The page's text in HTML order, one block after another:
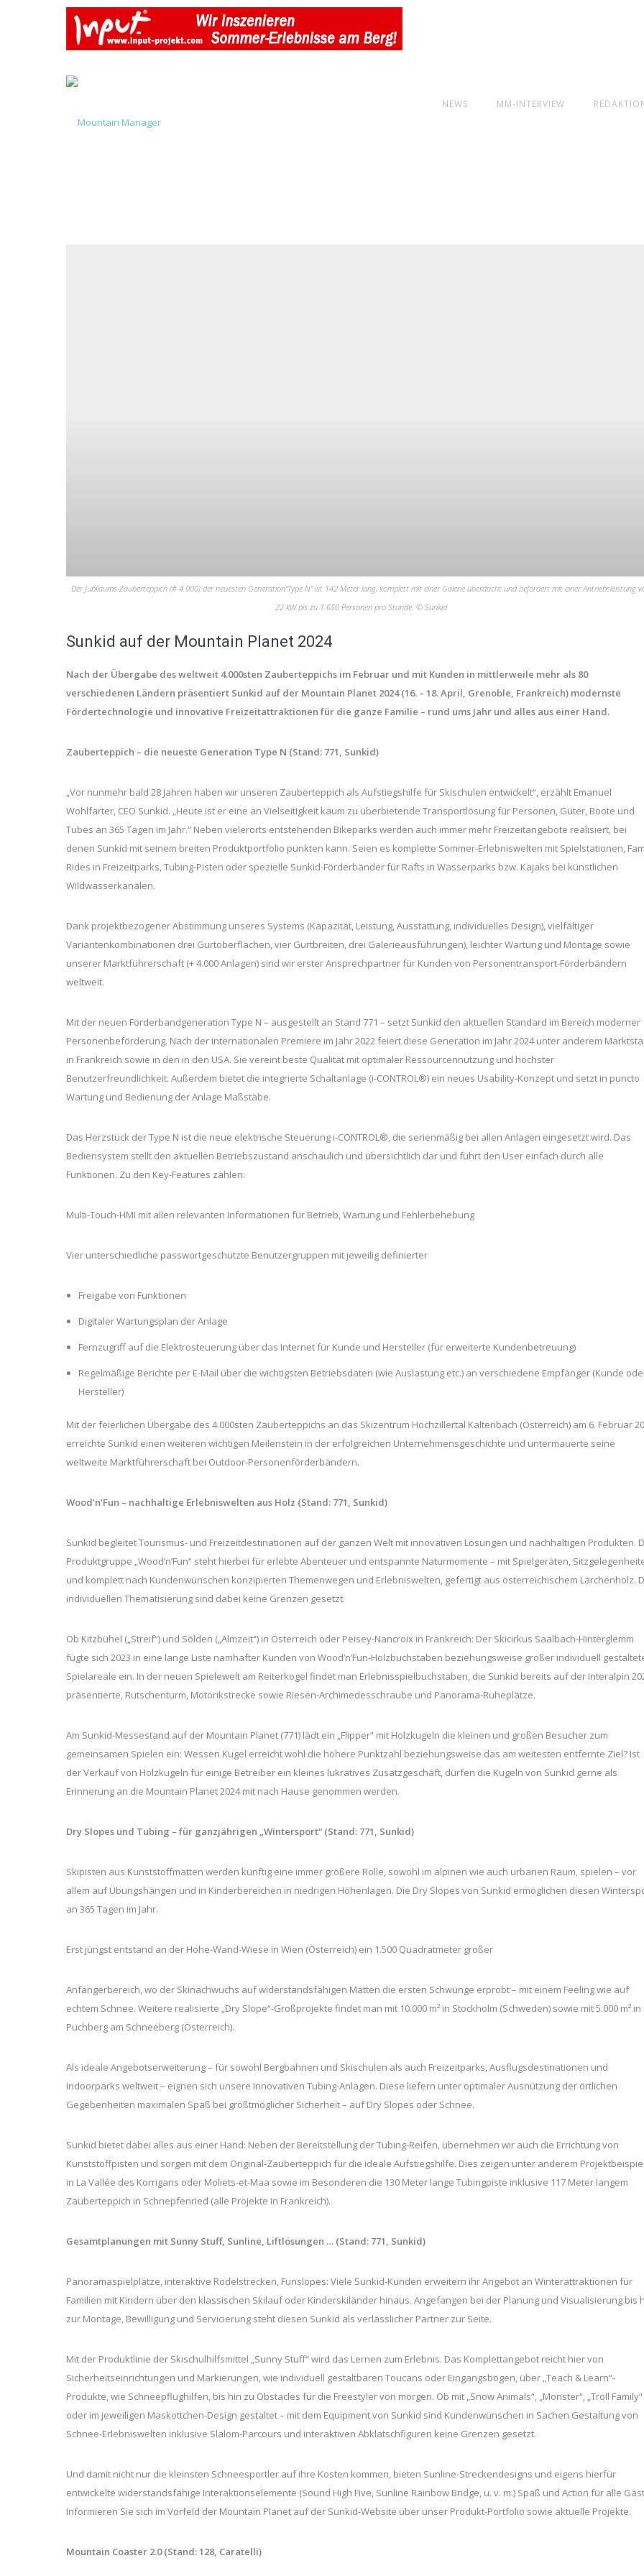
NEWS MM-INTERVIEW
Der Jubiläums-Zauberteppich (# 4.000) der neuesten Generation“Type N“ ist 142 Meter lang, komplett mit einer Galerie überdacht und befördert mit einer Antriebsleistung
22 kW bis zu 1.650 Personen pro Stunde. © Sunkid
Sunkid auf der Mountain Planet 2024
Nach der Übergabe des weltweit 4.000sten Zauberteppichs im Februar und mit Kunden in mittlerweile mehr als 80
verschiedenen Ländern präsentiert Sunkid auf der Mountain Planet 2024 (16. – 18. April, Grenoble, Frankreich) modernste
Fördertechnologie und innovative Freizeitattraktionen für die ganze Familie – rund ums Jahr und alles aus einer Hand.
Zauberteppich – die neueste Generation Type N (Stand: 771, Sunkid)
„Vor nunmehr bald 28 Jahren haben wir unseren Zauberteppich als Aufstiegshilfe für Skischulen entwickelt“, erzählt Emanuel
Wohlfarter, CEO Sunkid. „Heute ist er eine an Vielseitigkeit kaum zu überbietende Transportlösung für Personen, Güter, Boote und
Tubes an 365 Tagen im Jahr.“ Neben vielerorts entstehenden Bikeparks werden auch immer mehr Freizeitangebote realisiert, bei
denen Sunkid mit seinem breiten Produktportfolio punkten kann. Seien es komplette Sommer-Erlebniswelten mit Spielstationen,
Rides in Freizeitparks, Tubing-Pisten oder spezielle Sunkid-Förderbänder für Rafts in Wasserparks bzw. Kajaks bei künstlichen
Wildwasserkanälen.
Dank projektbezogener Abstimmung unseres Systems (Kapazität, Leistung, Ausstattung, individuelles Design), vielfältiger
Variantenkombinationen drei Gurtoberflächen, vier Gurtbreiten, drei Galerieausführungen), leichter Wartung und Montage sowie
unserer Marktführerschaft (+ 4.000 Anlagen) sind wir erster Ansprechpartner für Kunden von Personentransport-Förderbändern
weltweit.
Mit der neuen Förderbandgeneration Type N – ausgestellt an Stand 771 – setzt Sunkid den aktuellen Standard im Bereich moderner
Personenbeförderung. Nach der internationalen Premiere im Jahr 2022 feiert diese Generation im Jahr 2024 unter anderem
in Frankreich sowie in den in den USA. Sie vereint beste Qualität mit optimaler Ressourcennutzung und höchster
Benutzerfreundlichkeit. Außerdem bietet die integrierte Schaltanlage (i-CONTROL®) ein neues Usability-Konzept und setzt in puncto
Wartung und Bedienung der Anlage Maßstäbe.
Das Herzstück der Type N ist die neue elektrische Steuerung i-CONTROL®, die serienmäßig bei allen Anlagen eingesetzt wird. Das
Bediensystem stellt den aktuellen Betriebszustand anschaulich und übersichtlich dar und führt den User einfach durch alle
Funktionen. Zu den Key-Features zählen:
Multi-Touch-HMI mit allen relevanten Informationen für Betrieb, Wartung und Fehlerbehebung
Vier unterschiedliche passwortgeschützte Benutzergruppen mit jeweilig definierter
Freigabe von Funktionen
Digitaler Wartungsplan der Anlage
Fernzugriff auf die Elektrosteuerung über das Internet für Kunde und Hersteller (für erweiterte Kundenbetreuung)
Regelmäßige Berichte per E-Mail über die wichtigsten Betriebsdaten (wie Auslastung etc.) an verschiedene Empfänger (Kunde
Hersteller)
Mit der feierlichen Übergabe des 4.000sten Zauberteppichs an das Skizentrum Hochzillertal Kaltenbach (Österreich) am 6. Februar
erreichte Sunkid einen weiteren wichtigen Meilenstein in der erfolgreichen Unternehmensgeschichte und untermauerte seine
weltweite Marktführerschaft bei Outdoor-Personenförderbändern.
Wood’n’Fun – nachhaltige Erlebniswelten aus Holz (Stand: 771, Sunkid)
Sunkid begleitet Tourismus- und Freizeitdestinationen auf der ganzen Welt mit innovativen Lösungen und nachhaltigen Produkten.
Produktgruppe „Wood’n’Fun“ steht hierbei für erlebte Abenteuer und entspannte Naturmomente – mit Spielgeräten,
und komplett nach Kundenwünschen konzipierten Themenwegen und Erlebniswelten, gefertigt aus österreichischem Lärchenholz.
individuellen Thematisierung sind dabei keine Grenzen gesetzt.
Ob Kitzbühel („Streif“) und Sölden („Almzeit“) in Österreich oder Peisey-Nancroix in Frankreich: Der Skicirkus Saalbach-Hinterglemm
fügte sich 2023 in eine lange Liste namhafter Kunden von Wood’n’Fun-Holzbuchstaben beziehungsweise großer individuell
Spielareale ein. In der neuen Spielewelt am Reiterkogel findet man Erlebnisspielbuchstaben, die Sunkid bereits auf der Interalpin
präsentierte, Rutschenturm, Motorikstrecke sowie Riesen-Archimedesschraube und Panorama-Ruheplätze.
Am Sunkid-Messestand auf der Mountain Planet (771) lädt ein „Flipper“ mit Holzkugeln die kleinen und großen Besucher zum
gemeinsamen Spielen ein: Wessen Kugel erreicht wohl die höhere Punktzahl beziehungsweise das am weitesten entfernte Ziel? Ist
der Verkauf von Holzkugeln für einige Betreiber ein kleines lukratives Zusatzgeschäft, dürfen die Kugeln von Sunkid gerne als
Erinnerung an die Mountain Planet 2024 mit nach Hause genommen werden.
Dry Slopes und Tubing – für ganzjährigen „Wintersport“ (Stand: 771, Sunkid)
Skipisten aus Kunststoffmatten werden künftig eine immer größere Rolle, sowohl im alpinen wie auch urbanen Raum, spielen – vor
allem auf Übungshängen und in Kinderbereichen in niedrigen Höhenlagen. Die Dry Slopes von Sunkid ermöglichen diesen
an 365 Tagen im Jahr.
Erst jüngst entstand an der Hohe-Wand-Wiese in Wien (Österreich) ein 1.500 Quadratmeter großer
Anfängerbereich, wo der Skinachwuchs auf widerstandsfähigen Matten die ersten Schwünge erprobt – mit einem Feeling wie auf
echtem Schnee. Weitere realisierte „Dry Slope“-Großprojekte findet man mit 10.000 m² in Stockholm (Schweden) sowie mit 5.000 m² in
Puchberg am Schneeberg (Österreich).
Als ideale Angebotserweiterung – für sowohl Bergbahnen und Skischulen als auch Freizeitparks, Ausflugsdestinationen und
Indoorparks weltweit – eignen sich unsere innovativen Tubing-Anlagen. Diese liefern unter optimaler Ausnützung der örtlichen
Gegebenheiten maximalen Spaß bei größtmöglicher Sicherheit – auf Dry Slopes oder Schnee.
Sunkid bietet dabei alles aus einer Hand: Neben der Bereitstellung der Tubing-Reifen, übernehmen wir auch die Errichtung von
Kunststoffpisten und sorgen mit dem Original-Zauberteppich für die ideale Aufstiegshilfe. Dies zeigen unter anderem
in La Vallée des Korrigans oder Moliets-et-Maa sowie im Besonderen die 130 Meter lange Tubingpiste inklusive 117 Meter langem
Zauberteppich in Schnepfenried (alle Projekte in Frankreich).
Gesamtplanungen mit Sunny Stuff, Sunline, Liftlösungen … (Stand: 771, Sunkid)
Panoramaspielplätze, interaktive Rodelstrecken, Funslopes: Viele Sunkid-Kunden erweitern ihr Angebot an Winterattraktionen für
Familien mit Kindern über den klassischen Skilauf oder Kinderskiländer hinaus. Angefangen bei der Planung und Visualisierung bis
zur Montage, Bewilligung und Servicierung steht diesen Sunkid als verlässlicher Partner zur Seite.
Mit der Produktlinie der Skischulhilfsmittel „Sunny Stuff“ wird das Lernen zum Erlebnis. Das Komplettangebot reicht hier von
Sicherheitseinrichtungen und Markierungen, wie individuell gestaltbaren Toucans oder Eingangsbögen, über „Teach & Learn“-
Produkte, wie Schneepflughilfen, bis hin zu Obstacles für die Freestyler von morgen. Ob mit „Snow Animals“, „Monster“, „Troll Family“
oder im jeweiligen Maskottchen-Design gestaltet – mit dem Equipment von Sunkid sind Kundenwünschen in Sachen Gestaltung von
Schnee-Erlebniswelten inklusive Slalom-Parcours und interaktiven Abklatschfiguren keine Grenzen gesetzt.
Und damit nicht nur die kleinsten Schneesportler auf ihre Kosten kommen, bieten Sunline-Streckendesigns und eigens hierfür
entwickelte widerstandsfähige Interaktionselemente (Sound High Five, Sunline Rainbow Bridge, u. v. m.) Spaß und Action für alle
Informieren Sie sich im Vorfeld der Mountain Planet auf der Sunkid-Website über unser Produkt-Portfolio sowie aktuelle Projekte.
Mountain Coaster 2.0 (Stand: 128, Caratelli)